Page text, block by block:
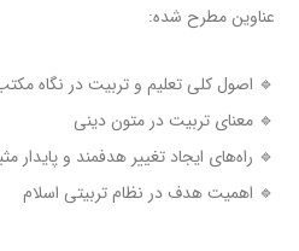
عناوین مطرح شده:
🔹 اصول کلی تعلیم و تربیت در نگاه
🔹 معنای تربیت در متون دینی
🔹 راه‌های ایجاد تغییر هدفمند و پایدار
🔹 اهمیت هدف در نظام تربیتی اسلام